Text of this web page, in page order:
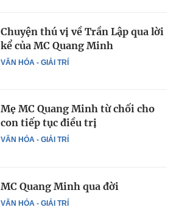
VĂN HÓA - GIẢI TRÍ
Chuyện thú vị về Trần Lập qua lời
kể của MC Quang Minh
VĂN HÓA - GIẢI TRÍ
Mẹ MC Quang Minh từ chối cho
con tiếp tục điều trị
VĂN HÓA - GIẢI TRÍ
MC Quang Minh qua đời